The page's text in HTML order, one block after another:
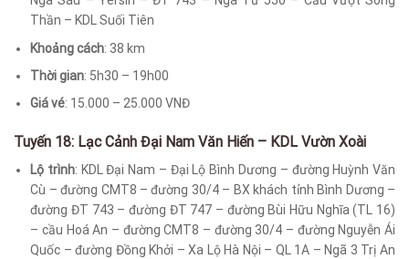
Thần – KDL Suối Tiên
Khoảng cách: 38 km
Thời gian: 5h30 – 19h00
Giá vé: 15.000 – 25.000 VNĐ
Tuyến 18: Lạc Cảnh Đại Nam Văn Hiến – KDL Vườn Xoài
Lộ trình: KDL Đại Nam – Đại Lộ Bình Dương – đường Huỳnh Văn
Cù – đường CMT8 – đường 30/4 – BX khách tỉnh Bình Dương –
đường ĐT 743 – đường ĐT 747 – đường Bùi Hữu Nghĩa (TL 16)
– cầu Hoá An – đường CMT8 – đường 30/4 – đường Nguyễn Ái
Quốc – đường Đồng Khởi – Xa Lộ Hà Nội – QL 1A – Ngã 3 Trị An